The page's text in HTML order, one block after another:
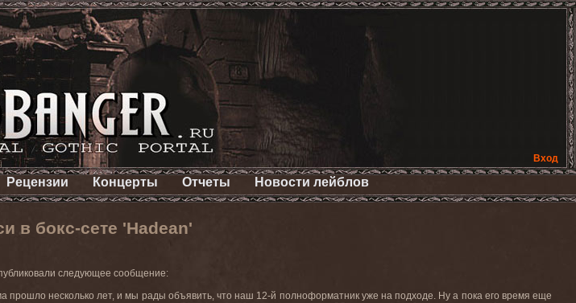
Вход
Рецензии Концерты Отчеты Новости лейблов
в бокс-сете 'Hadean'
следующее сообщение:
прошло несколько лет, и мы рады объявить, что наш 12-й полноформатник уже на подходе. Ну а пока его время еще